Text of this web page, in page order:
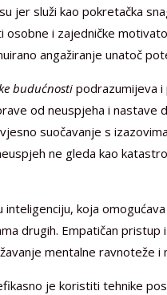
jer služi kao pokretačka
i zajedničke
angažiranje unatoč
budućnosti podrazumijeva
od neuspjeha i nastave
suočavanje s
ne gleda kao
koja
drugih. Empatičan pristup
mentalne ravnoteže i
je koristiti tehnike